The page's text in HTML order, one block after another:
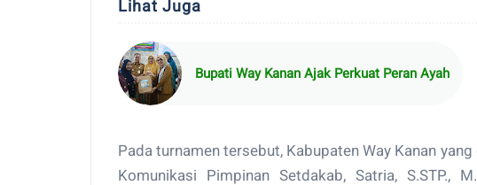
Lihat Juga
Bupati Way Kanan Ajak Perkuat Peran Ayah
Pada turnamen tersebut, Kabupaten Way Kanan
Komunikasi Pimpinan Setdakab, Satria, S.STP.,